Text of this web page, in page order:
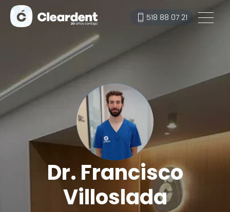
518 88 07 21
Dr. Francisco
Villoslada